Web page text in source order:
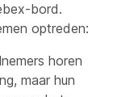
bord.
optreden:
horen
maar hun